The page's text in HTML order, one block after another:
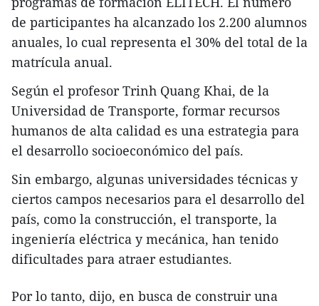
de participantes ha alcanzado los 2.200 alumnos
anuales, lo cual representa el 30% del total de la
matrícula anual.
Según el profesor Trinh Quang Khai, de la
Universidad de Transporte, formar recursos
humanos de alta calidad es una estrategia para
el desarrollo socioeconómico del país.
Sin embargo, algunas universidades técnicas y
ciertos campos necesarios para el desarrollo del
país, como la construcción, el transporte, la
ingeniería eléctrica y mecánica, han tenido
dificultades para atraer estudiantes.
Por lo tanto, dijo, en busca de construir una